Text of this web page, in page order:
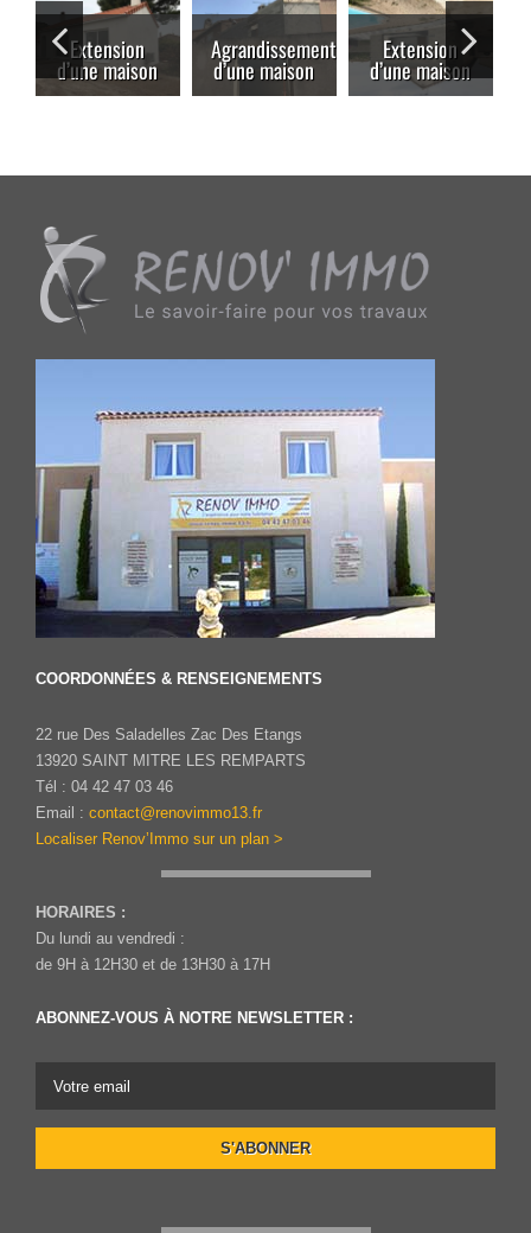
Extension
d’une maison
Agrandissement
d’une maison
Extension
d’une maison
COORDONNÉES & RENSEIGNEMENTS
22 rue Des Saladelles Zac Des Etangs
13920 SAINT MITRE LES REMPARTS
Tél : 04 42 47 03 46
Email : contact@renovimmo13.fr
Localiser Renov’Immo sur un plan >
HORAIRES :
Du lundi au vendredi :
de 9H à 12H30 et de 13H30 à 17H
ABONNEZ-VOUS À NOTRE NEWSLETTER :